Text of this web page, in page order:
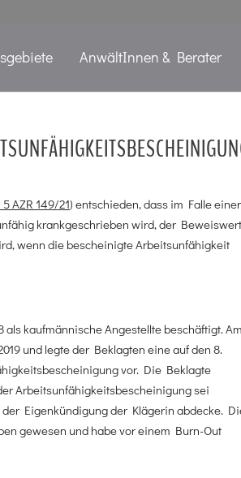
AnwältInnen & Berater
AZR 149/21) entschieden, dass im Falle einer
krankgeschrieben wird, der Beweiswert
wenn die bescheinigte Arbeitsunfähigkeit
kaufmännische Angestellte beschäftigt.
und legte der Beklagten eine auf den 8.
vor. Die Beklagte
Arbeitsunfähigkeitsbescheinigung sei
Eigenkündigung der Klägerin abdecke.
gewesen und habe vor einem Burn-Out